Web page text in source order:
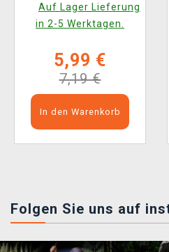
Auf Lager Lieferung
in 2-5 Werktagen.
5,99 €
7,19 €
In den Warenkorb
Folgen Sie uns auf